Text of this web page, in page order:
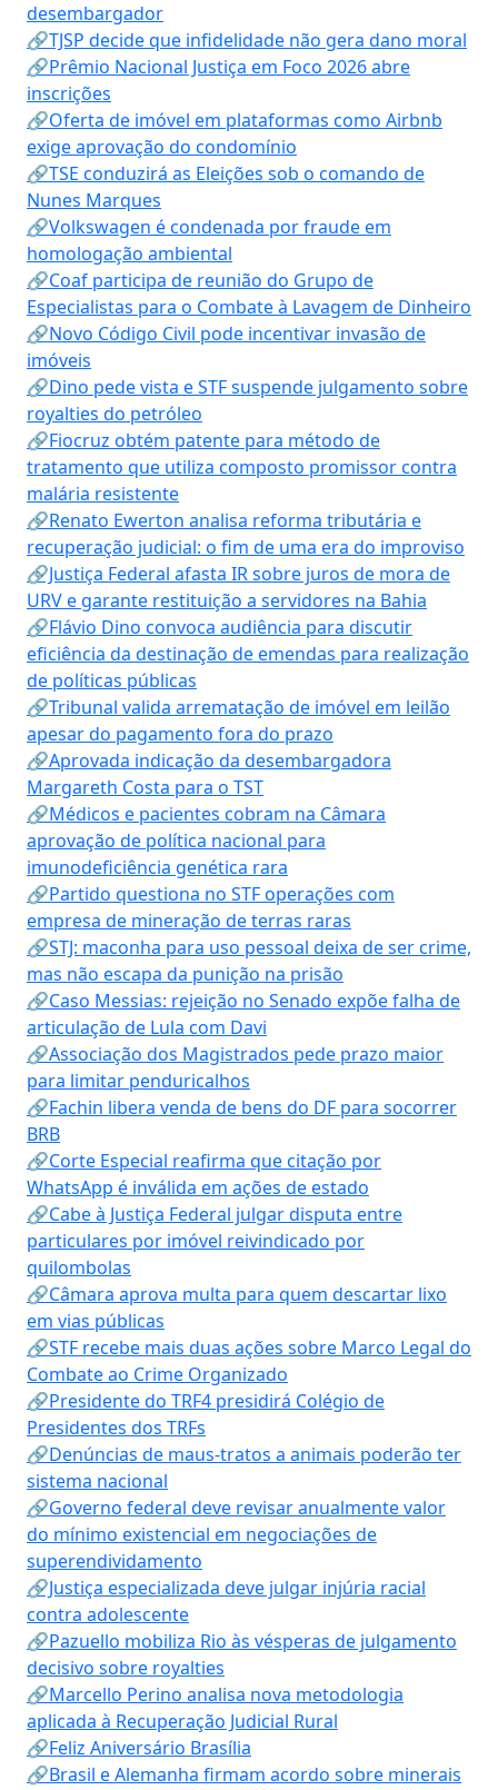
desembargador
🔗TJSP decide que infidelidade não gera dano moral
🔗Prêmio Nacional Justiça em Foco 2026 abre
inscrições
🔗Oferta de imóvel em plataformas como Airbnb
exige aprovação do condomínio
🔗TSE conduzirá as Eleições sob o comando de
Nunes Marques
🔗Volkswagen é condenada por fraude em
homologação ambiental
🔗Coaf participa de reunião do Grupo de
Especialistas para o Combate à Lavagem de Dinheiro
🔗Novo Código Civil pode incentivar invasão de
imóveis
🔗Dino pede vista e STF suspende julgamento sobre
royalties do petróleo
🔗Fiocruz obtém patente para método de
tratamento que utiliza composto promissor contra
malária resistente
🔗Renato Ewerton analisa reforma tributária e
recuperação judicial: o fim de uma era do improviso
🔗Justiça Federal afasta IR sobre juros de mora de
URV e garante restituição a servidores na Bahia
🔗Flávio Dino convoca audiência para discutir
eficiência da destinação de emendas para realização
de políticas públicas
🔗Tribunal valida arrematação de imóvel em leilão
apesar do pagamento fora do prazo
🔗Aprovada indicação da desembargadora
Margareth Costa para o TST
🔗Médicos e pacientes cobram na Câmara
aprovação de política nacional para
imunodeficiência genética rara
🔗Partido questiona no STF operações com
empresa de mineração de terras raras
🔗STJ: maconha para uso pessoal deixa de ser crime,
mas não escapa da punição na prisão
🔗Caso Messias: rejeição no Senado expõe falha de
articulação de Lula com Davi
🔗Associação dos Magistrados pede prazo maior
para limitar penduricalhos
🔗Fachin libera venda de bens do DF para socorrer
BRB
🔗Corte Especial reafirma que citação por
WhatsApp é inválida em ações de estado
🔗Cabe à Justiça Federal julgar disputa entre
particulares por imóvel reivindicado por
quilombolas
🔗Câmara aprova multa para quem descartar lixo
em vias públicas
🔗STF recebe mais duas ações sobre Marco Legal do
Combate ao Crime Organizado
🔗Presidente do TRF4 presidirá Colégio de
Presidentes dos TRFs
🔗Denúncias de maus-tratos a animais poderão ter
sistema nacional
🔗Governo federal deve revisar anualmente valor
do mínimo existencial em negociações de
superendividamento
🔗Justiça especializada deve julgar injúria racial
contra adolescente
🔗Pazuello mobiliza Rio às vésperas de julgamento
decisivo sobre royalties
🔗Marcello Perino analisa nova metodologia
aplicada à Recuperação Judicial Rural
🔗Feliz Aniversário Brasília
🔗Brasil e Alemanha firmam acordo sobre minerais